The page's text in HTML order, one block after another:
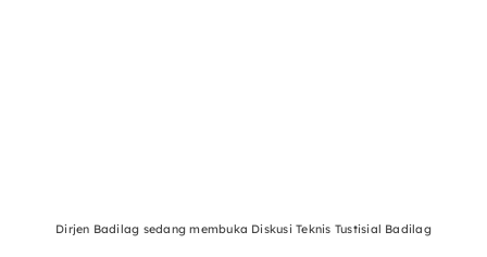
Dirjen Badilag sedang membuka Diskusi Teknis Tustisial Badilag